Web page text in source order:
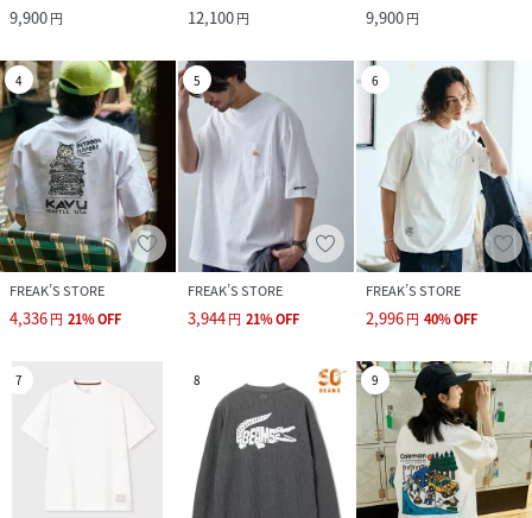
9,900円 12,100円 9,900円
4
FREAK’S STORE
4,336円 21%OFF
5
FREAK’S STORE
3,944円 21%OFF
6
FREAK’S STORE
2,996円 40%OFF
7 8 9